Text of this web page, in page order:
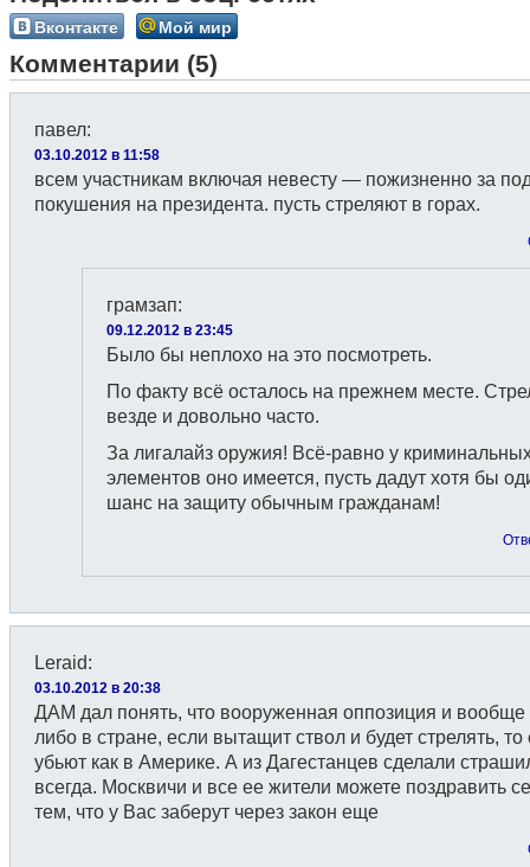
Вконтакте Мой мир
Комментарии (5)
павел:
03.10.2012 в 11:58
всем участникам включая невесту — пожизненно за
покушения на президента. пусть стреляют в горах.
грамзап:
09.12.2012 в 23:45
Было бы неплохо на это посмотреть.
По факту всё осталось на прежнем месте.
везде и довольно часто.
За лигалайз оружия! Всё-равно у
элементов оно имеется, пусть дадут хотя бы
шанс на защиту обычным гражданам!
Leraid:
03.10.2012 в 20:38
ДАМ дал понять, что вооруженная оппозиция и вообще
либо в стране, если вытащит ствол и будет стрелять, то
убьют как в Америке. А из Дагестанцев сделали
всегда. Москвичи и все ее жители можете поздравить
тем, что у Вас заберут через закон еще